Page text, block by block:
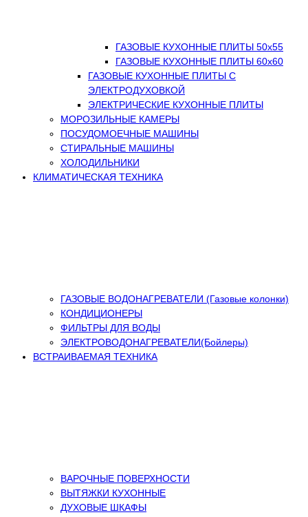
ГАЗОВЫЕ КУХОННЫЕ ПЛИТЫ 50х55
ГАЗОВЫЕ КУХОННЫЕ ПЛИТЫ 60х60
ГАЗОВЫЕ КУХОННЫЕ ПЛИТЫ С
ЭЛЕКТРОДУХОВКОЙ
ЭЛЕКТРИЧЕСКИЕ КУХОННЫЕ ПЛИТЫ
МОРОЗИЛЬНЫЕ КАМЕРЫ
ПОСУДОМОЕЧНЫЕ МАШИНЫ
СТИРАЛЬНЫЕ МАШИНЫ
ХОЛОДИЛЬНИКИ
КЛИМАТИЧЕСКАЯ ТЕХНИКА
ГАЗОВЫЕ ВОДОНАГРЕВАТЕЛИ (Газовые колонки)
КОНДИЦИОНЕРЫ
ФИЛЬТРЫ ДЛЯ ВОДЫ
ЭЛЕКТРОВОДОНАГРЕВАТЕЛИ(Бойлеры)
ВСТРАИВАЕМАЯ ТЕХНИКА
ВАРОЧНЫЕ ПОВЕРХНОСТИ
ВЫТЯЖКИ КУХОННЫЕ
ДУХОВЫЕ ШКАФЫ